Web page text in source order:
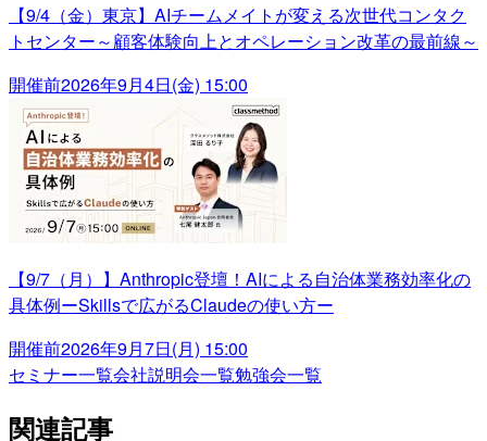
【9/4（金）東京】AIチームメイトが変える次世代コンタク
トセンター～顧客体験向上とオペレーション改革の最前線～
開催前2026年9月4日(金) 15:00
【9/7（月）】Anthropic登壇！AIによる自治体業務効率化の
具体例ーSkillsで広がるClaudeの使い方ー
開催前2026年9月7日(月) 15:00
セミナー一覧会社説明会一覧勉強会一覧
関連記事